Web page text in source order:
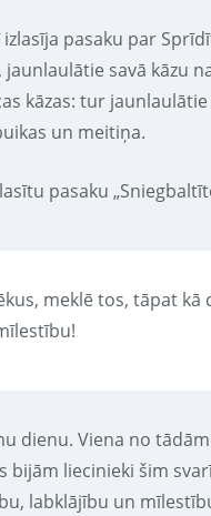
pasaku par
savā kāzu
kāzas: tur
un meitiņa.
pasaku
meklē tos, tāpat
dienu. Viena no
bijām liecinieki šim
labklājību un